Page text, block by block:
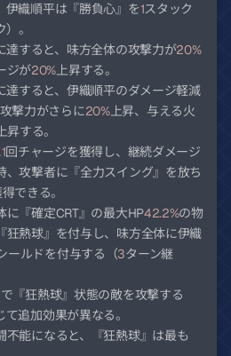
織順平は『勝負心』を1スタック
。
達すると、味方全体の攻撃力が20%
ジが20%上昇する。
達すると、伊織順平のダメージ軽減
撃力がさらに20%上昇、与える火
昇する。
1回チャージを獲得し、継続ダメージ
、攻撃者に『全力スイング』を放ち
できる。
に『確定CRT』の最大HP42.2%の物
狂熱球』を付与し、味方全体に伊織
ールドを付与する（3ターン継
『狂熱球』状態の敵を攻撃する
追加効果が異なる。
不能になると、『狂熱球』は最も